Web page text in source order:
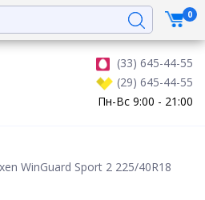
(33) 645-44-55
(29) 645-44-55
Пн-Вс 9:00 - 21:00
0
WinGuard Sport 2 225/40R18